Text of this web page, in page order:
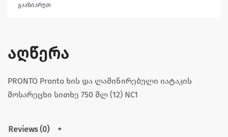
გააზიარეთ
აღწერა
PRONTO Pronto ხის და ლამინირებული იატაკის
მოსარეცხი სითხე 750 მლ (12) NC1
Reviews (0)